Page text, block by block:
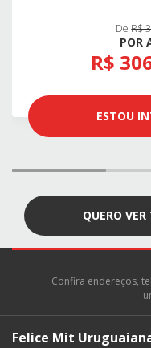
DeR$
POR
R$
ESTOU
QUERO
Confira endereços,
Felice Mit